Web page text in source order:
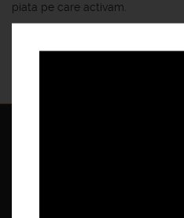
piata pe care activam.